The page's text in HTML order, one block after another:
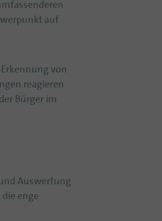
auf
von
reagieren
Bürger im
Auswertung
enge